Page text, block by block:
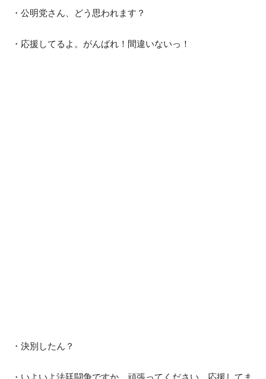
・公明党さん、どう思われます？
・応援してるよ。がんばれ！間違いないっ！
・決別したん？